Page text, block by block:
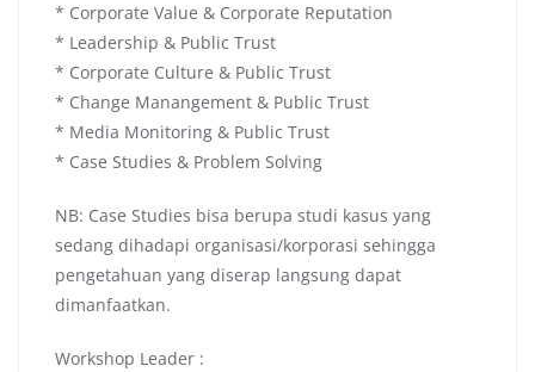
* Corporate Value & Corporate Reputation
* Leadership & Public Trust
* Corporate Culture & Public Trust
* Change Manangement & Public Trust
* Media Monitoring & Public Trust
* Case Studies & Problem Solving
NB: Case Studies bisa berupa studi kasus yang
sedang dihadapi organisasi/korporasi sehingga
pengetahuan yang diserap langsung dapat
dimanfaatkan.
Workshop Leader :